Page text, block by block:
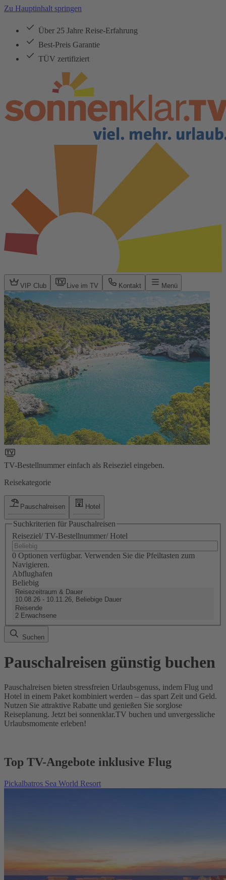
Zu Hauptinhalt springen
Über 25 Jahre Reise-Erfahrung
Best-Preis Garantie
TÜV zertifiziert
VIP Club Live im TV Kontakt Menü
TV-Bestellnummer einfach als Reiseziel eingeben.
Reisekategorie
Pauschalreisen Hotel
Suchkriterien für Pauschalreisen
Reiseziel/ TV-Bestellnummer/ Hotel
0 Optionen verfügbar. Verwenden Sie die Pfeiltasten zum
Navigieren.
Abflughafen
Beliebig
Reisezeitraum & Dauer
10.08.26 - 10.11.26, Beliebige Dauer
Reisende
2 Erwachsene
Suchen
Pauschalreisen günstig buchen
Pauschalreisen bieten stressfreien Urlaubsgenuss, indem Flug und
Hotel in einem Paket kombiniert werden – das spart Zeit und Geld.
Nutzen Sie attraktive Rabatte und genießen Sie sorglose
Reiseplanung. Jetzt bei sonnenklar.TV buchen und unvergessliche
Urlaubsmomente erleben!
Top TV-Angebote inklusive Flug
Pickalbatros Sea World Resort